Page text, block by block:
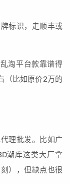
标识，走顺丰或
淘平台款靠谱得
（比如原价2万的
理批发。比如广
潮库这类大厂拿
），但缺点也很